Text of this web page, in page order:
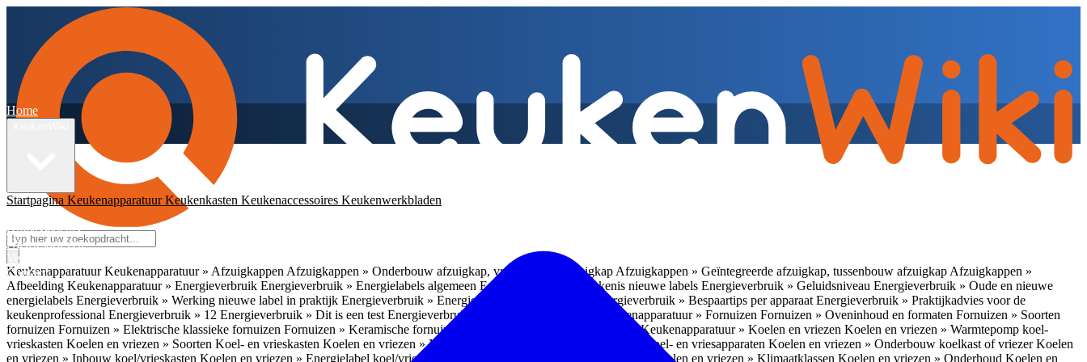
KeukenapparatuurKeukenapparatuur » Afzuigkappen Afzuigkappen » Onderbouw afzuigkap, vrijhangende afzuigkap Afzuigkappen » Geïntegreerde afzuigkap, tussenbouw afzuigkap Afzuigkappen »
Afbeelding Keukenapparatuur » Energieverbruik Energieverbruik » Energielabels algemeen Energieverbruik » Betekenis nieuwe labels Energieverbruik » Geluidsniveau Energieverbruik » Oude en nieuwe
energielabels Energieverbruik » Werking nieuwe label in praktijk Energieverbruik » Energieverbruik in de praktijk Energieverbruik » Bespaartips per apparaat Energieverbruik » Praktijkadvies voor de
keukenprofessional Energieverbruik » 12 Energieverbruik » Dit is een test Energieverbruik » 1 Keukenapparatuur » Fornuizen Fornuizen » Oveninhoud en formaten Fornuizen » Soorten
fornuizen Fornuizen » Elektrische klassieke fornuizen Fornuizen » Keramische fornuizen Keukenapparatuur » InbouwladesKeukenapparatuur » Koelen en vriezen Koelen en vriezen » Warmtepomp koel-
vrieskasten Koelen en vriezen » Soorten Koel- en vrieskasten Koelen en vriezen » Nismaten Koelen en vriezen » Vrijstaande koel- en vriesapparaten Koelen en vriezen » Onderbouw koelkast of vriezerKoelen
en vriezen » Inbouw koel/vrieskasten Koelen en vriezen » Energielabel koel/vrieskasten Koelen en vriezen » Klimaatklassen Koelen en vriezen » Onderhoud Koelen en
Home
Startpagina KeukenapparatuurKeukenkasten Keukenaccessoires Keukenwerkbladen
Ambassadeurs
Nieuwsbrieven
Veelgestelde vragen
Contact